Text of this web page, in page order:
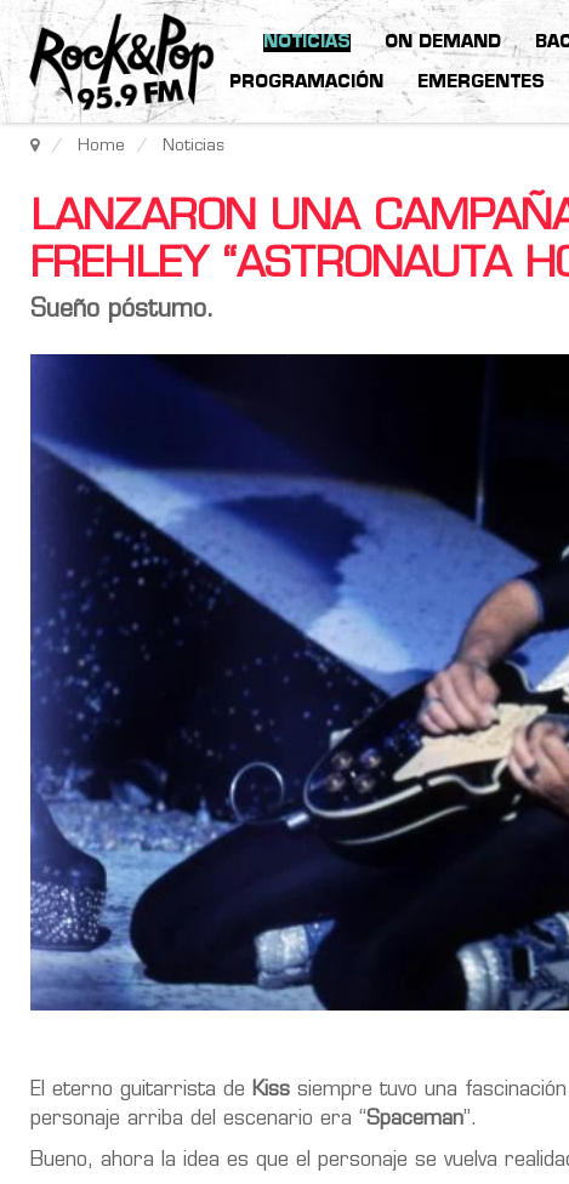
NOTICIAS ON DEMAND
PROGRAMACIÓN EMERGENTES
Home Noticias
LANZARON UNA
FREHLEY “ASTRONAUTA
Sueño póstumo.
El eterno guitarrista de Kiss siempre tuvo una
personaje arriba del escenario era “Spaceman”.
Bueno, ahora la idea es que el personaje se vuelva